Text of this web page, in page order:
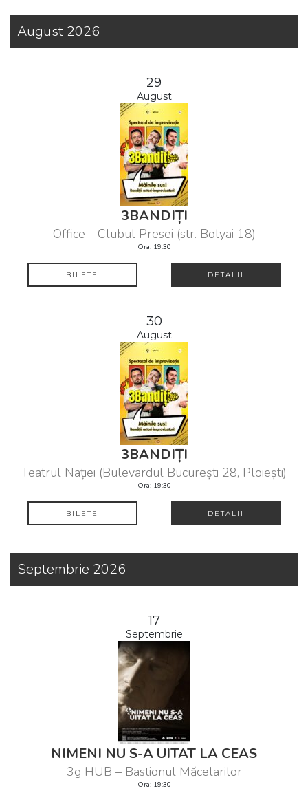
August 2026
29
August
3BANDIȚI
Office - Clubul Presei (str. Bolyai 18)
Ora: 19:30
BILETE DETALII
30
August
3BANDIȚI
Teatrul Nației (Bulevardul București 28, Ploiești)
Ora: 19:30
BILETE DETALII
Septembrie 2026
17
Septembrie
NIMENI NU S-A UITAT LA CEAS
3g HUB – Bastionul Măcelarilor
Ora: 19:30